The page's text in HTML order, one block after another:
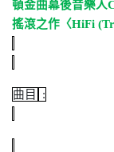
頓金曲幕後音樂人
搖滾之作〈HiFi
曲目 :